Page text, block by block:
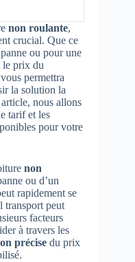
non roulante,
crucial. Que ce
ou pour une
le prix du
permettra
la solution la
nous allons
tarif et les
pour votre
non
ou d’un
rapidement se
transport peut
facteurs
à travers les
précise du prix